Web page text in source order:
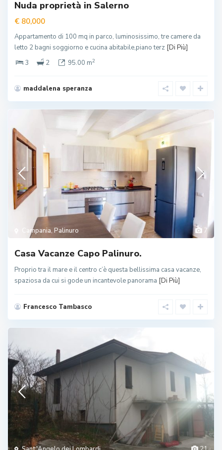
Nuda proprietà in Salerno
€ 80,000
Appartamento di 100 mq in parco, luminosissimo, tre camere da
letto 2 bagni soggiorno e cucina abitabile,piano terz [Di Più]
3
2 95.00 m2
maddalena speranza
7
Campania, Palinuro
Casa Vacanze Capo Palinuro.
Proprio tra il mare e il centro c’è questa bellissima casa vacanze,
spaziosa da cui si gode un incantevole panorama [Di Più]
Francesco Tambasco